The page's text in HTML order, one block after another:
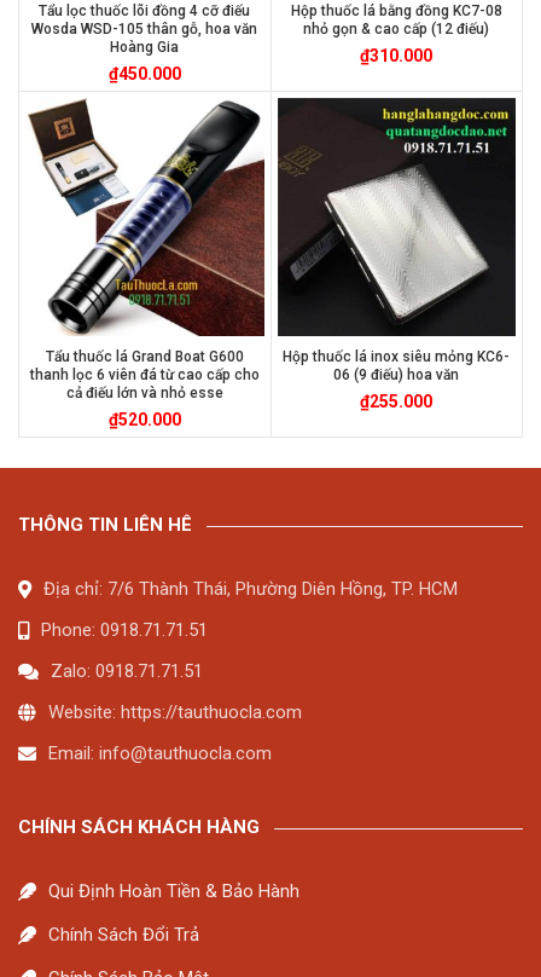
Tẩu lọc thuốc lõi đồng 4 cỡ điếu
Wosda WSD-105 thân gỗ, hoa văn
Hoàng Gia
₫450.000
Hộp thuốc lá bằng đồng KC7-08
nhỏ gọn & cao cấp (12 điếu)
₫310.000
Tẩu thuốc lá Grand Boat G600
thanh lọc 6 viên đá từ cao cấp cho
cả điếu lớn và nhỏ esse
₫520.000
Hộp thuốc lá inox siêu mỏng KC6-
06 (9 điếu) hoa văn
₫255.000
THÔNG TIN LIÊN HÊ
Địa chỉ: 7/6 Thành Thái, Phường Diên Hồng, TP. HCM
Phone: 0918.71.71.51
Zalo: 0918.71.71.51
Website: https://tauthuocla.com
Email: info@tauthuocla.com
CHÍNH SÁCH KHÁCH HÀNG
Qui Định Hoàn Tiền & Bảo Hành
Chính Sách Đổi Trả